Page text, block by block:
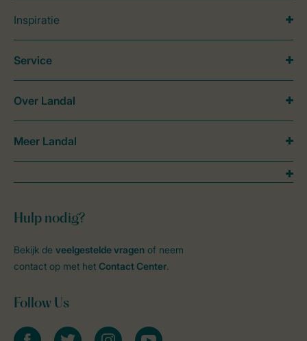
Inspiratie
Hulp nodig?
Bekijk de veelgestelde vragen of neem
contact op met het Contact Center.
Follow Us
facebooktwitter instagramyoutube
Service
Over Landal
Meer Landal